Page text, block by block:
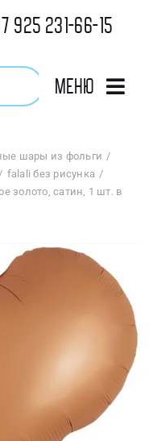
925 231-66-15
Меню
шары из фольги
falali без рисунка
золото, сатин, 1 шт. в